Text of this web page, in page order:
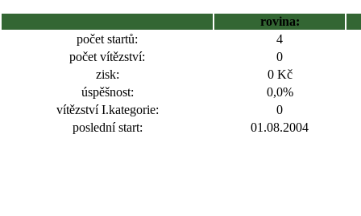
rovina:
počet startů:
4
počet vítězství:
0
zisk:
0 Kč
úspěšnost:
0,0%
vítězství I.kategorie:
0
poslední start:
01.08.2004